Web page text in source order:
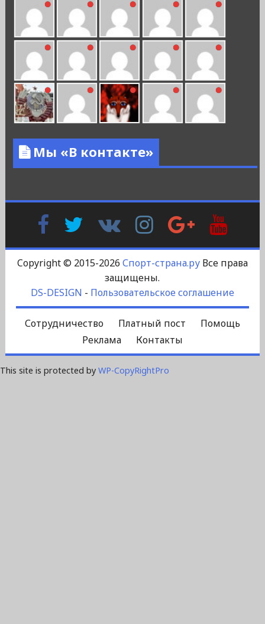
Мы «В контакте»
FacebookTwitter
Контакте
InstagramGoogle
Plus
Copyright © 2015-2026 Спорт-страна.руВсе права
защищены.
DS-DESIGN - Пользовательское соглашение
Сотрудничество Платный пост
Помощь
Реклама
Контакты
This site is protected by WP-CopyRightPro